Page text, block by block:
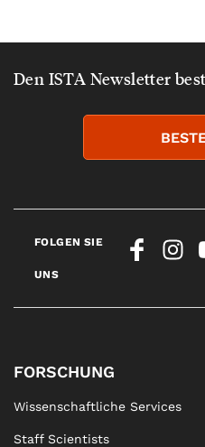
Den ISTA Newsletter
FOLGEN SIE
UNS
FORSCHUNG
Wissenschaftliche Services
Staff Scientists